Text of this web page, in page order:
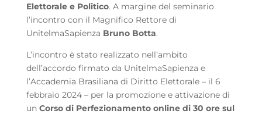
Elettorale e Politico. A margine del seminario
l’incontro con il Magnifico Rettore di
UnitelmaSapienza Bruno Botta.
L’incontro è stato realizzato nell’ambito
dell’accordo firmato da UnitelmaSapienza e
l’Accademia Brasiliana di Diritto Elettorale – il 6
febbraio 2024 – per la promozione e attivazione di
un Corso di Perfezionamento online di 30 ore sul